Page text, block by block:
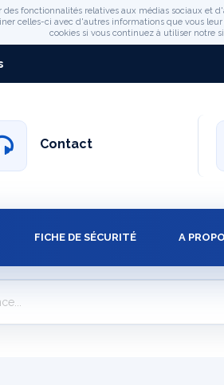
fonctionnalités relatives aux médias sociaux
celles-ci avec d'autres informations que vous
cookies si vous continuez à utiliser notre
Contact
FICHE DE SÉCURITÉ A